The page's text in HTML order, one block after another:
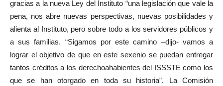
gracias a la nueva Ley del Instituto “una legislación que vale la
pena, nos abre nuevas perspectivas, nuevas posibilidades y
alienta al Instituto, pero sobre todo a los servidores públicos y
a sus familias. “Sigamos por este camino –dijo- vamos a
lograr el objetivo de que en este sexenio se puedan entregar
tantos créditos a los derechoahabientes del ISSSTE como los
que se han otorgado en toda su historia”. La Comisión